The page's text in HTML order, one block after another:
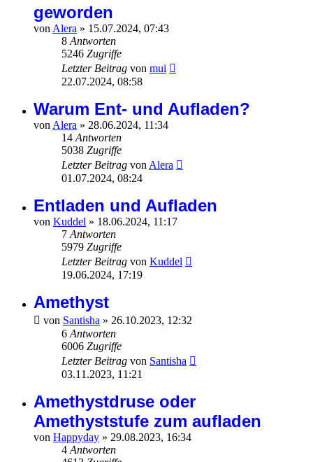
geworden
von Alera » 15.07.2024, 07:43
8 Antworten
5246 Zugriffe
Letzter Beitrag von mui
22.07.2024, 08:58
Warum Ent- und Aufladen?
von Alera » 28.06.2024, 11:34
14 Antworten
5038 Zugriffe
Letzter Beitrag von Alera
01.07.2024, 08:24
Entladen und Aufladen
von Kuddel » 18.06.2024, 11:17
7 Antworten
5979 Zugriffe
Letzter Beitrag von Kuddel
19.06.2024, 17:19
Amethyst
von Santisha » 26.10.2023, 12:32
6 Antworten
6006 Zugriffe
Letzter Beitrag von Santisha
03.11.2023, 11:21
Amethystdruse oder
Amethyststufe zum aufladen
von Happyday » 29.08.2023, 16:34
4 Antworten